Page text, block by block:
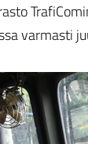
varmasti